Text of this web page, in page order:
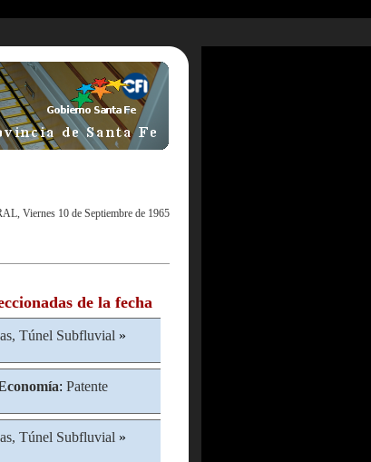
Viernes 10 de Septiembre de 1965
de la fecha
Túnel Subfluvial »
: Patente
Túnel Subfluvial »